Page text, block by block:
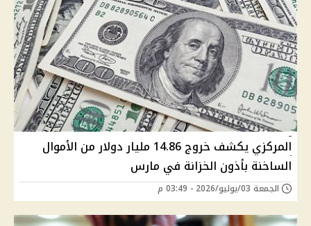
المركزي يكشف خروج 14.86 مليار دولار من الأموال
الساخنة بأذون الخزانة في مارس
الجمعة 03/يوليو/2026 - 03:49 م